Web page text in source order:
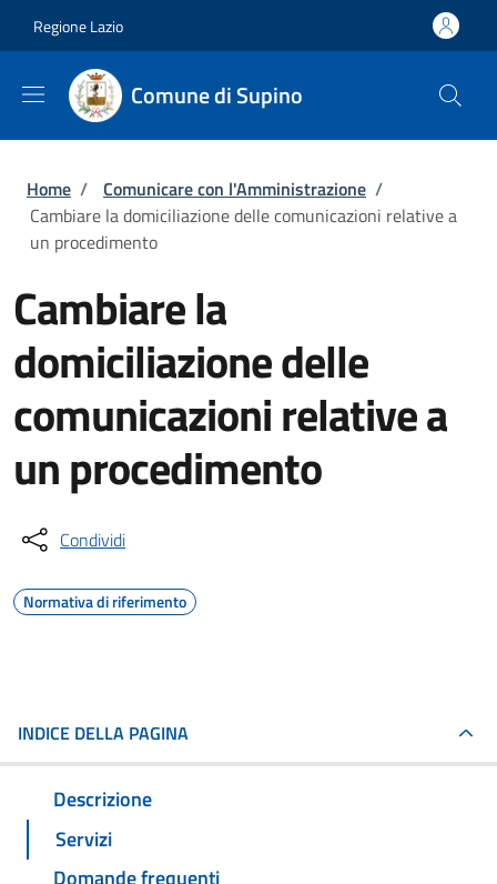
Regione Lazio
Comune di Supino
Briciole di pane
Home / Comunicare con l'Amministrazione /
Cambiare la domiciliazione delle comunicazioni relative a
un procedimento
Cambiare la
domiciliazione delle
comunicazioni relative a
un procedimento
Condividi
Normativa di riferimento
INDICE DELLA PAGINA
Descrizione
Servizi